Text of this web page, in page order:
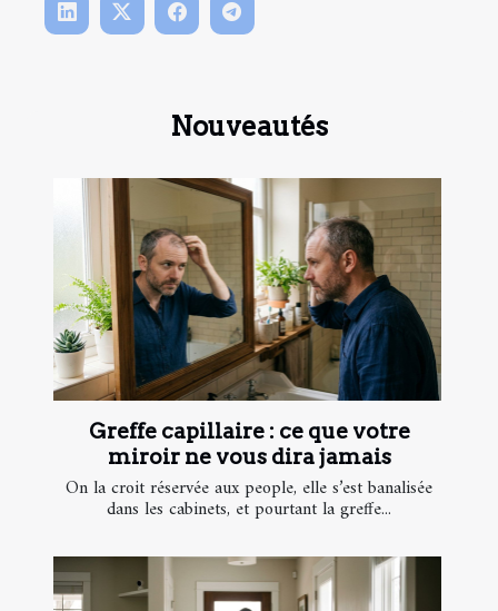
Nouveautés
Greffe capillaire : ce que votre
miroir ne vous dira jamais
On la croit réservée aux people, elle s’est banalisée
dans les cabinets, et pourtant la greffe...